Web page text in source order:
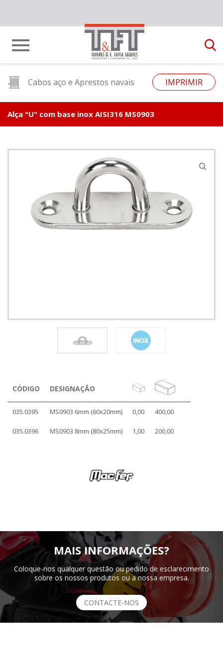
Cabos aço e Aprestos navais IMPRIMIR
Alça "U" com base inox AISI316 MS0903
CÓDIGO DESIGNAÇÃO
035.0395 MS0903 6mm (60x20mm) 0,00 400,00
035.0396 MS0903 8mm (80x25mm) 1,00 200,00
MAIS INFORMAÇÕES?
Coloque-nos qualquer questão ou pedido de esclarecimento
sobre os nossos produtos ou a nossa empresa.
CONTACTE-NOS